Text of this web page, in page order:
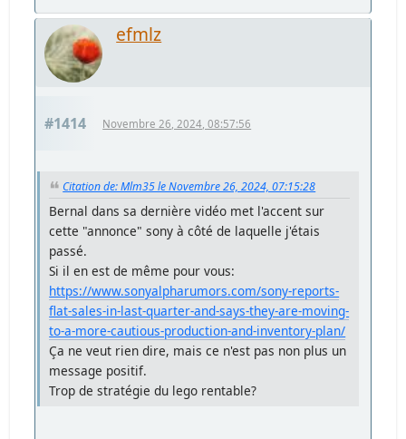
efmlz
#1414 Novembre 26, 2024, 08:57:56
Citation de: Mlm35 le Novembre 26, 2024, 07:15:28
Bernal dans sa dernière vidéo met l'accent sur
cette "annonce" sony à côté de laquelle j'étais
passé.
Si il en est de même pour vous:
https://www.sonyalpharumors.com/sony-reports-
flat-sales-in-last-quarter-and-says-they-are-moving-
to-a-more-cautious-production-and-inventory-plan/
Ça ne veut rien dire, mais ce n'est pas non plus un
message positif.
Trop de stratégie du lego rentable?